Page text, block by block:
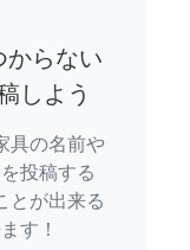
からない
しよう
具の名前や
投稿する
とが出来る
す！